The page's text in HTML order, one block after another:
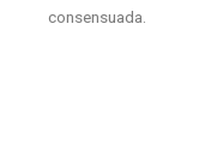
consensuada.